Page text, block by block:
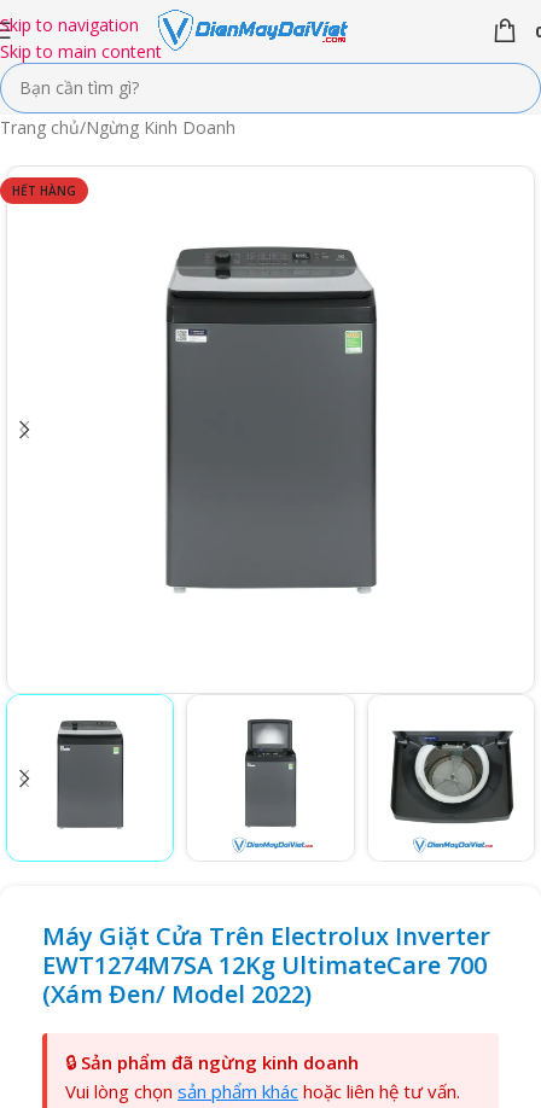
Skip to navigation
Skip to main content
Trang chủ/Ngừng Kinh Doanh
HẾT HÀNG
Máy Giặt Cửa Trên Electrolux Inverter
EWT1274M7SA 12Kg UltimateCare 700
(Xám Đen/ Model 2022)
🔒 Sản phẩm đã ngừng kinh doanh
Vui lòng chọn sản phẩm khác hoặc liên hệ tư vấn.